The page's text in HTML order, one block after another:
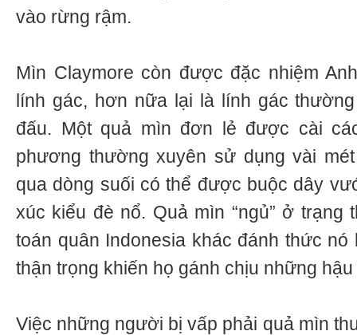
vào rừng rậm.
Mìn Claymore còn được đặc nhiệm
lính gác, hơn nữa lại là lính gác
đấu. Một quả mìn đơn lẻ được cài
phương thường xuyên sử dụng vài
qua dòng suối có thể được buộc dây
xúc kiểu đè nổ. Quả mìn “ngủ” ở trạng
toán quân Indonesia khác đánh thức
thận trọng khiến họ gánh chịu những
Việc những người bị vấp phải quả mìn